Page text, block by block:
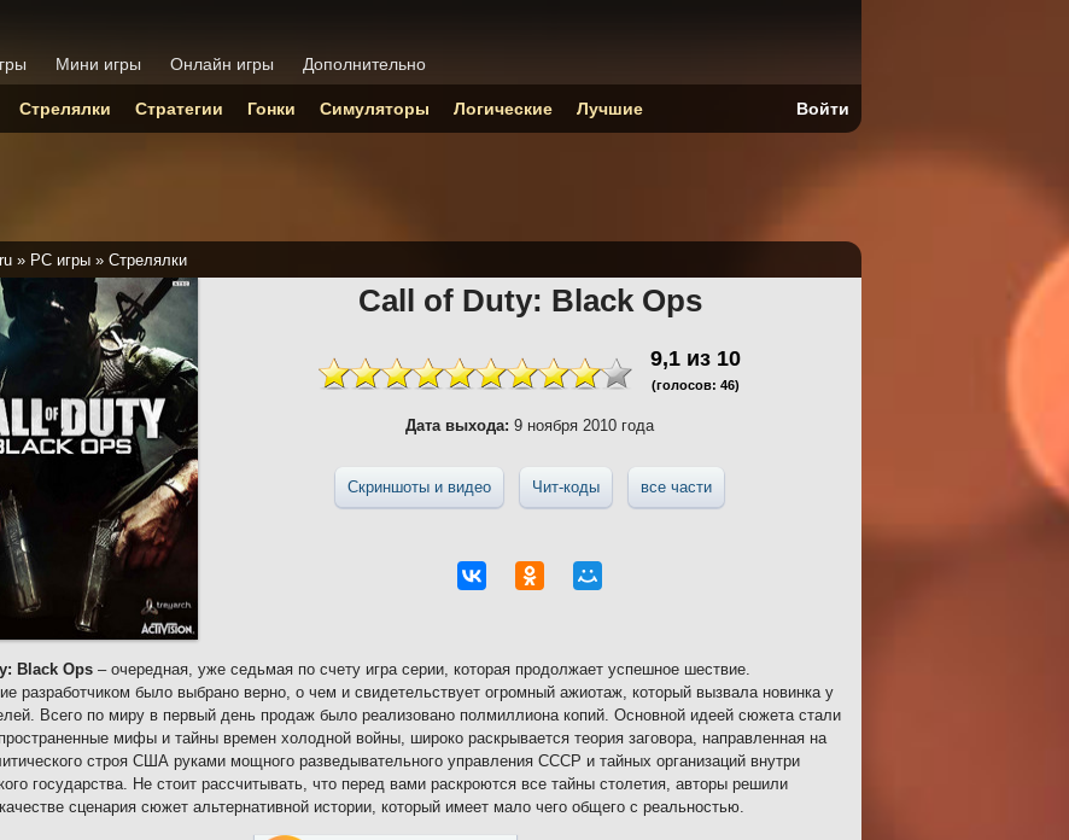
» PC игры » Стрелялки
Call of Duty: Black Ops
9,1 из 10
(голосов: 46)
Дата выхода: 9 ноября 2010 года
Скриншоты и видео Чит-коды все части
Black Ops – очередная, уже седьмая по счету игра серии, которая продолжает успешное шествие.
разработчиком было выбрано верно, о чем и свидетельствует огромный ажиотаж, который вызвала новинка у
Всего по миру в первый день продаж было реализовано полмиллиона копий. Основной идеей сюжета стали
мифы и тайны времен холодной войны, широко раскрывается теория заговора, направленная на
строя США руками мощного разведывательного управления СССР и тайных организаций внутри
государства. Не стоит рассчитывать, что перед вами раскроются все тайны столетия, авторы решили
сценария сюжет альтернативной истории, который имеет мало чего общего с реальностью.
Мини игры Онлайн игры Дополнительно
Стрелялки Стратегии Гонки Симуляторы Логические Лучшие Войти